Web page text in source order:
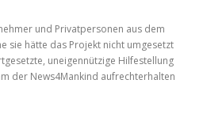
und Privatpersonen aus dem
sie hätte das Projekt nicht umgesetzt
uneigennützige Hilfestellung
der News4Mankind aufrechterhalten